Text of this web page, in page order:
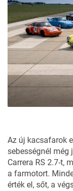
Az új kacsafarok
sebességnél még
Carrera RS 2.7-t,
a farmotort.
érték el, sőt, a